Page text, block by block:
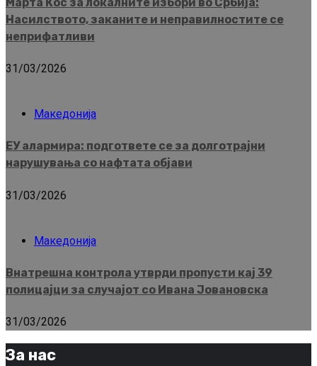
Насилството, заканите и неправилностите се
неприфатливи
31/03/2026
Македонија
ЕУ алармира: подгответе се за долготрајни
нарушувања со нафтата објави
31/03/2026
Македонија
Внатрешна контрола утврди пропусти кај 39
полицајци за случајот со Ивана Јовановска
31/03/2026
За нас